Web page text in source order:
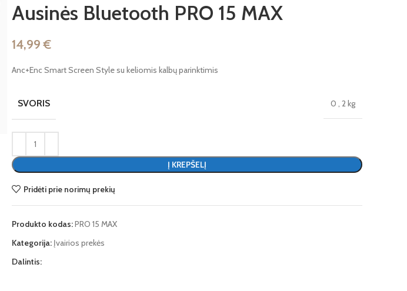
Ausinės Bluetooth PRO 15 MAX
14,99€
Anc+Enc Smart Screen Style su keliomis kalbų parinktimis
SVORIS 0 , 2 kg
Į KREPŠELĮ
Pridėti prie norimų prekių
Produkto kodas:PRO 15 MAX
Kategorija: Įvairios prekės
Dalintis: